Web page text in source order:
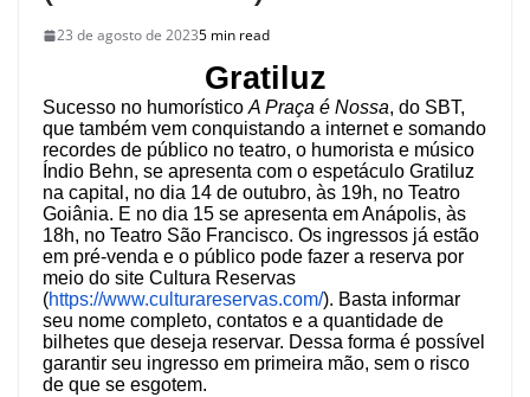
23 de agosto de 20235 min read
Gratiluz
Sucesso no humorístico A Praça é Nossa, do SBT,
que também vem conquistando a internet e somando
recordes de público no teatro, o humorista e músico
Índio Behn, se apresenta com o espetáculo Gratiluz
na capital, no dia 14 de outubro, às 19h, no Teatro
Goiânia. E no dia 15 se apresenta em Anápolis, às
18h, no Teatro São Francisco. Os ingressos já estão
em pré-venda e o público pode fazer a reserva por
meio do site Cultura Reservas
(https://www.culturareservas.com/). Basta informar
seu nome completo, contatos e a quantidade de
bilhetes que deseja reservar. Dessa forma é possível
garantir seu ingresso em primeira mão, sem o risco
de que se esgotem.